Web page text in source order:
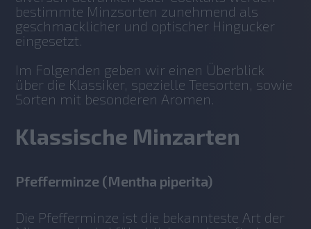
bestimmte Minzsorten zunehmend als
geschmacklicher und optischer Hingucker
eingesetzt.
Im Folgenden geben wir einen Überblick
über die Klassiker, spezielle Teesorten, sowie
Sorten mit besonderen Aromen.
Klassische Minzarten
Pfefferminze (Mentha piperita)
Die Pfefferminze ist die bekannteste Art der